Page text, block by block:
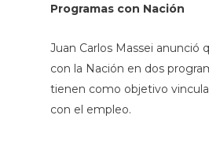
Programas con Nación
Juan Carlos Massei anunció
con la Nación en dos
tienen como objetivo
con el empleo.